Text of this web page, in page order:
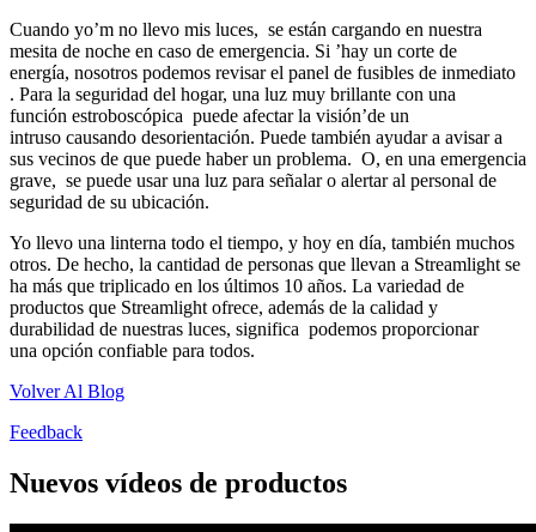
Cuando yo’m no llevo mis luces, se están cargando en nuestra
mesita de noche en caso de emergencia. Si ’hay un corte de
energía, nosotros podemos revisar el panel de fusibles de inmediato
. Para la seguridad del hogar, una luz muy brillante con una
función estroboscópica puede afectar la visión’de un
intruso causando desorientación. Puede también ayudar a avisar a
sus vecinos de que puede haber un problema. O, en una emergencia
grave, se puede usar una luz para señalar o alertar al personal de
seguridad de su ubicación.
Yo llevo una linterna todo el tiempo, y hoy en día, también muchos
otros. De hecho, la cantidad de personas que llevan a Streamlight se
ha más que triplicado en los últimos 10 años. La variedad de
productos que Streamlight ofrece, además de la calidad y
durabilidad de nuestras luces, significa podemos proporcionar
una opción confiable para todos.
Volver Al Blog
Feedback
Nuevos vídeos de productos